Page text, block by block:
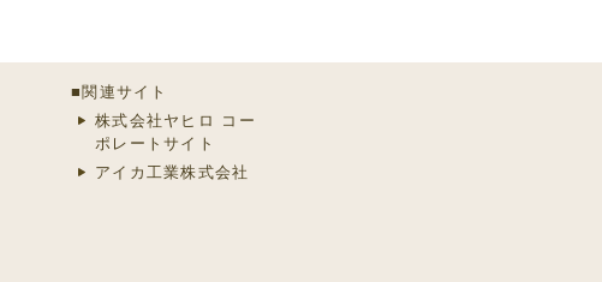
■関連サイト
株式会社ヤヒロ コー
ポレートサイト
アイカ工業株式会社